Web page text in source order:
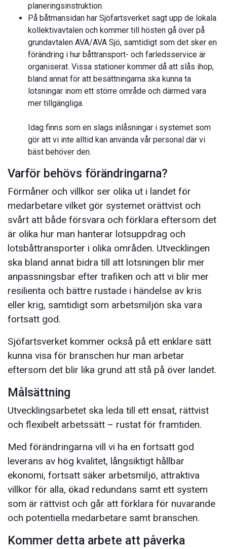
planeringsinstruktion.
På båtmansidan har Sjöfartsverket sagt upp de lokala
kollektivavtalen och kommer till hösten gå över på
grundavtalen AVA/AVA Sjö, samtidigt som det sker en
förändring i hur båttransport- och farledsservice är
organiserat. Vissa stationer kommer då att slås ihop,
bland annat för att besättningarna ska kunna ta
lotsningar inom ett större område och därmed vara
mer tillgängliga.
Idag finns som en slags inlåsningar i systemet som
gör att vi inte alltid kan använda vår personal där vi
bäst behöver den.
Varför behövs förändringarna?
Förmåner och villkor ser olika ut i landet för
medarbetare vilket gör systemet orättvist och
svårt att både försvara och förklara eftersom det
är olika hur man hanterar lotsuppdrag och
lotsbåttransporter i olika områden. Utvecklingen
ska bland annat bidra till att lotsningen blir mer
anpassningsbar efter trafiken och att vi blir mer
resilienta och bättre rustade i händelse av kris
eller krig, samtidigt som arbetsmiljön ska vara
fortsatt god.
Sjöfartsverket kommer också på ett enklare sätt
kunna visa för branschen hur man arbetar
eftersom det blir lika grund att stå på över landet.
Målsättning
Utvecklingsarbetet ska leda till ett ensat, rättvist
och flexibelt arbetssätt – rustat för framtiden.
Med förändringarna vill vi ha en fortsatt god
leverans av hög kvalitet, långsiktigt hållbar
ekonomi, fortsatt säker arbetsmiljö, attraktiva
villkor för alla, ökad redundans samt ett system
som är rättvist och går att förklara för nuvarande
och potentiella medarbetare samt branschen.
Kommer detta arbete att påverka